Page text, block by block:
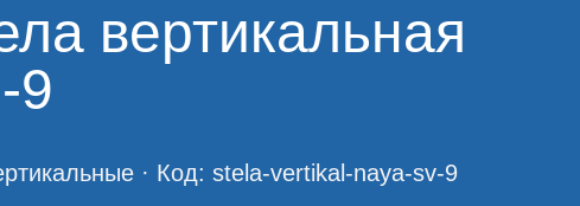
вертикальная
9
· Код: stela-vertikal-naya-sv-9